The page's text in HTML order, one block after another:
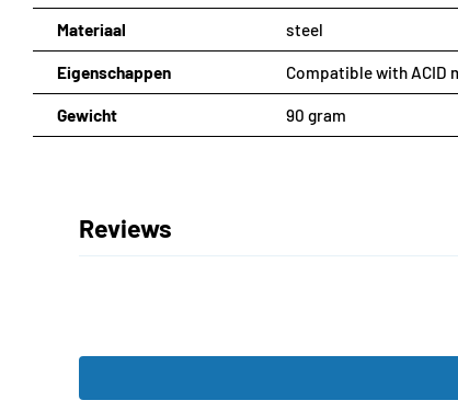
Materiaal steel
Eigenschappen Compatible with ACID
Gewicht 90 gram
Reviews